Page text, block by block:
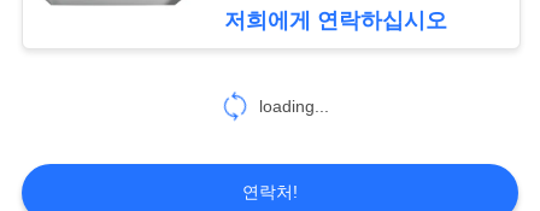
낮은 분할 수채
저희에게 연락하십시오
loading...
연락처!